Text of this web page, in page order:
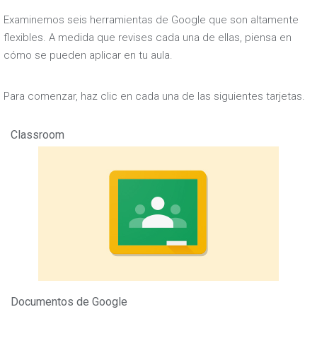
Examinemos seis herramientas de Google que son altamente
flexibles. A medida que revises cada una de ellas, piensa en
cómo se pueden aplicar en tu aula.
Para comenzar, haz clic en cada una de las siguientes tarjetas.
Classroom
Documentos de Google